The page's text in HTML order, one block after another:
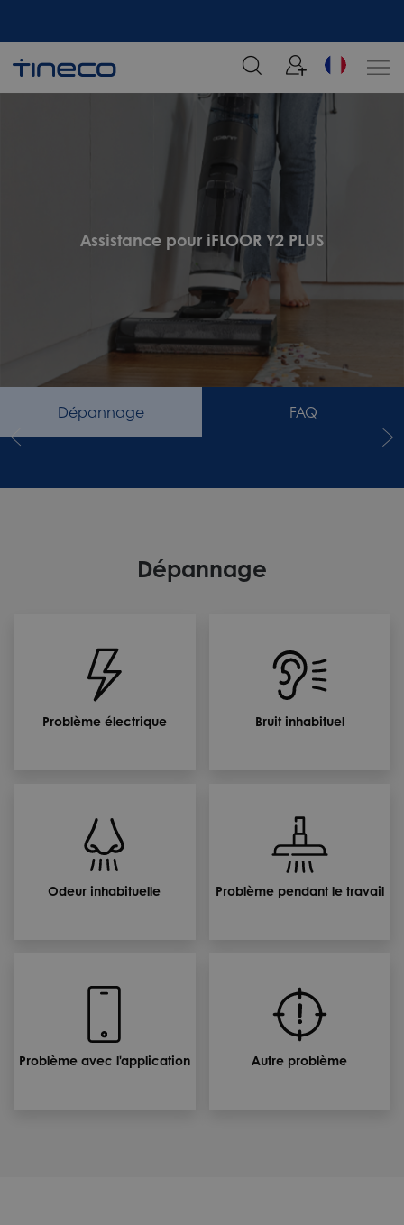
Rejoignez notre liste de diffusion et profitez de 5% de réduction sur votre
commande chez Tineco
Assistance pour iFLOOR Y2 PLUS
Dépannage FAQ
Dépannage
Problème électrique Bruit inhabituel
Odeur inhabituelle Problème pendant le travail
Problème avec l'application Autre problème